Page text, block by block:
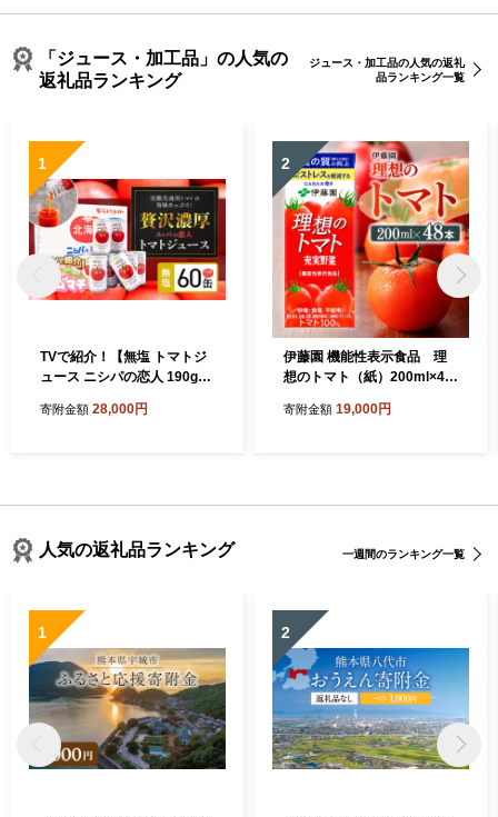
「ジュース・加工品」の人気の
返礼品ランキング
ジュース・加工品の人気の返礼
品ランキング一覧
1
TVで紹介！【無塩 トマトジ
ュース ニシパの恋人 190g60
気 ランキング 無糖 桃太郎ト
寄附金額 28,000円
2
伊藤園 機能性表示食品 理
想のトマト（紙）200ml×48
菜 ジュース とまと 飲みも
寄附金額 19,000円
人気の返礼品ランキング 一週間のランキング一覧
1 2